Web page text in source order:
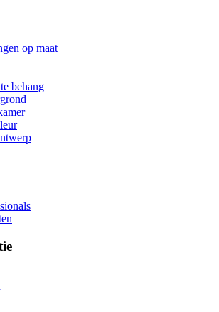
op maat
behang